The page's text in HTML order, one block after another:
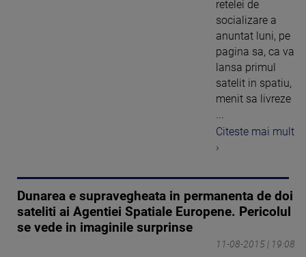
retelei de
socializare a
anuntat luni, pe
pagina sa, ca va
lansa primul
satelit in spatiu,
menit sa livreze
...
Citeste mai mult
›
Dunarea e supravegheata in permanenta de doi
sateliti ai Agentiei Spatiale Europene. Pericolul
se vede in imaginile surprinse
11-08-2015 | 19:08